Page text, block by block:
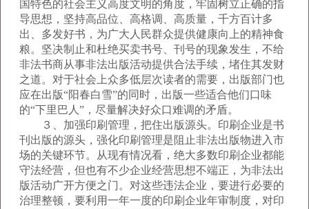
国特色的社会主义高度文明的角度，牢固树立正确的指
导思想，坚持高品位、高格调、高质量，千方百计多
出、多发好书，为广大人民群众提供健康向上的精神食
粮。坚决制止和杜绝买卖书号、刊号的现象发生，不给
非法书商从事非法出版活动提供合法手续，堵住其发财
之道。对于社会上众多低层次读者的需要，出版部门也
应在出版“阳春白雪”的同时，出版一些适合他们口味
的“下里巴人”，尽量解决好众口难调的矛盾。
３、加强印刷管理，把住出版源头。印刷企业是书
刊出版的源头，强化印刷管理是阻止非法出版物进入市
场的关键环节。从现有情况看，绝大多数印刷企业都能
守法经营，但也有不少企业经营思想不端正，为非法出
版活动广开方便之门。对这些违法企业，要进行必要的
治理整顿，要利用一年一度的印刷企业年审制度，对印